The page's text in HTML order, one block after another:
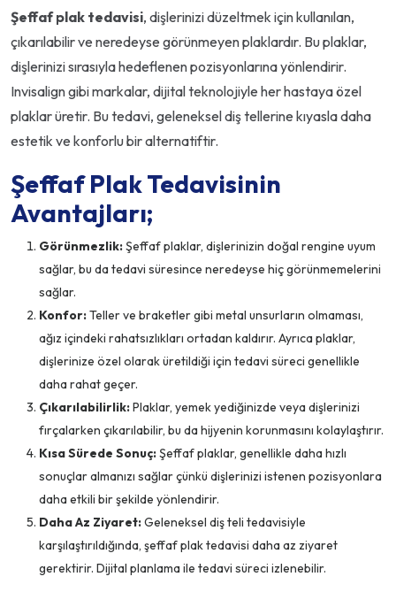
Şeffaf plak tedavisi, dişlerinizi düzeltmek için kullanılan,
çıkarılabilir ve neredeyse görünmeyen plaklardır. Bu plaklar,
dişlerinizi sırasıyla hedeflenen pozisyonlarına yönlendirir.
Invisalign gibi markalar, dijital teknolojiyle her hastaya özel
plaklar üretir. Bu tedavi, geleneksel diş tellerine kıyasla daha
estetik ve konforlu bir alternatiftir.
Şeffaf Plak Tedavisinin
Avantajları;
Görünmezlik:Şeffaf plaklar, dişlerinizin doğal rengine uyum
sağlar, bu da tedavi süresince neredeyse hiç görünmemelerini
sağlar.
Konfor:Teller ve braketler gibi metal unsurların olmaması,
ağız içindeki rahatsızlıkları ortadan kaldırır. Ayrıca plaklar,
dişlerinize özel olarak üretildiği için tedavi süreci genellikle
daha rahat geçer.
Çıkarılabilirlik:Plaklar, yemek yediğinizde veya dişlerinizi
fırçalarken çıkarılabilir, bu da hijyenin korunmasını kolaylaştırır.
Kısa Sürede Sonuç:Şeffaf plaklar, genellikle daha hızlı
sonuçlar almanızı sağlar çünkü dişlerinizi istenen pozisyonlara
daha etkili bir şekilde yönlendirir.
Daha Az Ziyaret:Geleneksel diş teli tedavisiyle
karşılaştırıldığında, şeffaf plak tedavisi daha az ziyaret
gerektirir. Dijital planlama ile tedavi süreci izlenebilir.